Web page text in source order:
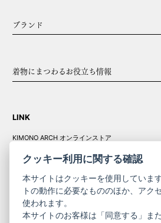
ブランド
着物にまつわるお役立ち情報
LINK
KIMONO ARCH オンラインストア
き
クッキー利用に関する確認
本サイトはクッキーを使用していま
トの動作に必要なもののほか、アク
使われます。
本サイトのお客様は「同意する」ま